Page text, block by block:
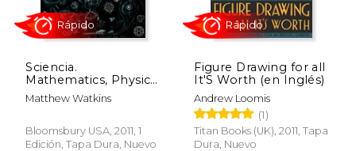
Sciencia.
Mathematics, Physics,
Chemistry, Biology,
and Astronomy for all
Inglés)
Matthew Watkins
Bloomsbury USA, 2011, 1
Edición, Tapa Dura, Nuevo
Figure Drawing for all
It'S Worth (en Inglés)
Andrew Loomis
(1)
Titan Books (UK), 2011, Tapa
Dura, Nuevo